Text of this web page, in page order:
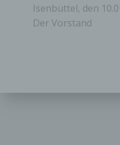
Isenbüttel, den
Der Vorstand